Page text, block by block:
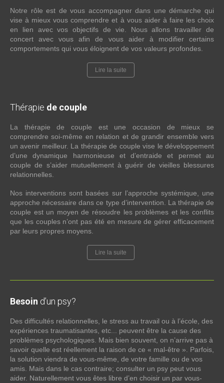
Notre rôle est de vous accompagner dans une démarche qui
vise à mieux vous comprendre et à vous aider à faire les choix
en lien avec vos objectifs de vie. Nous allons travailler de
concert avec vous afin de vous aider à modifier certains
comportements qui vous éloignent de vos valeurs profondes.
Lire la suite
Thérapie de couple
La thérapie de couple est une occasion de mieux se
comprendre soi-même en relation et de grandir ensemble vers
un avenir meilleur. La thérapie de couple vise le développement
d’une dynamique harmonieuse et d’entraide et permet au
couple de s’aider mutuellement à guérir de vieilles blessures
relationnelles.
Nos interventions sont basées sur l’approche systémique, une
approche nécessaire dans ce type d’intervention. La thérapie de
couple est un moyen de résoudre les problèmes et les conflits
que les couples n’ont pas été en mesure de gérer efficacement
par leurs propres moyens.
Lire la suite
Besoin d’un psy?
Des difficultés relationnelles, le stress au travail ou à l’école, des
expériences traumatisantes, etc... peuvent être la cause des
problèmes psychologiques. Mais bien souvent, on n’arrive pas à
savoir quelle est réellement la raison de ce « mal-être ». Parfois,
la solution viendra de vous-même, de votre famille ou de vos
amis. Mais dans le cas contraire; consulter un psy peut vous
aider. Naturellement vous êtes libre d’en choisir un par vous-